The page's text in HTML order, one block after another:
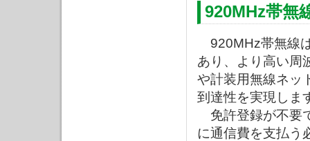
920MHz帯無
920MHz帯無線
あり、より高い周
や計装用無線ネッ
到達性を実現しま
免許登録が不要
に通信費を支払う